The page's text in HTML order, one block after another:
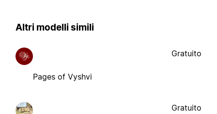
Altri modelli simili
Pages of Vyshvi
Gratuito
Gratuito